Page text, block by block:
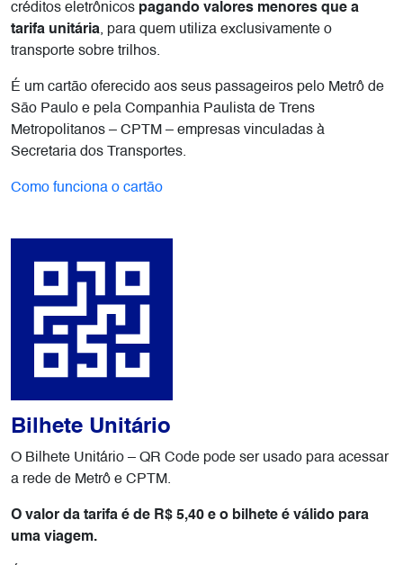
créditos eletrônicos pagando valores menores que a
tarifa unitária, para quem utiliza exclusivamente o
transporte sobre trilhos.
É um cartão oferecido aos seus passageiros pelo Metrô de
São Paulo e pela Companhia Paulista de Trens
Metropolitanos – CPTM – empresas vinculadas à
Secretaria dos Transportes.
Como funciona o cartão
Bilhete Unitário
O Bilhete Unitário – QR Code pode ser usado para acessar
a rede de Metrô e CPTM.
O valor da tarifa é de R$ 5,40 e o bilhete é válido para
uma viagem.